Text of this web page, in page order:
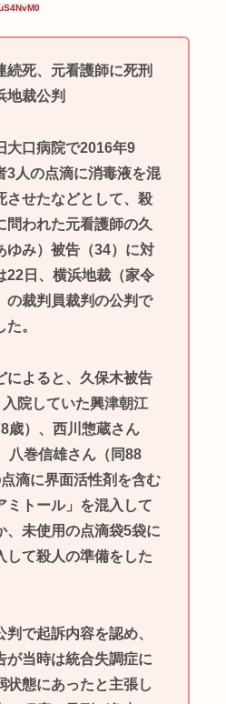
続死、元看護師に死刑
裁公判
口病院で2016年9
3人の点滴に消毒液を混
させたなどとして、殺
問われた元看護師の久
ゆみ）被告（34）に対
22日、横浜地裁（家令
の裁判員裁判の公判で
。
よると、久保木被告
院していた興津朝江
歳）、西川惣蔵さん
八巻信雄さん（同88
滴に界面活性剤を含む
ミトール」を混入して
、未使用の点滴袋5袋に
して殺人の準備をした
で起訴内容を認め、
が当時は統合失調症に
状態にあったと主張し